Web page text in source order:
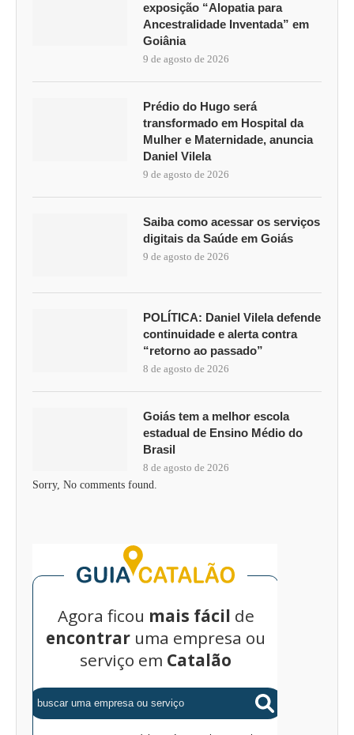
exposição “Alopatia para
Ancestralidade Inventada” em
Goiânia
9 de agosto de 2026
Prédio do Hugo será
transformado em Hospital da
Mulher e Maternidade, anuncia
Daniel Vilela
9 de agosto de 2026
Saiba como acessar os serviços
digitais da Saúde em Goiás
9 de agosto de 2026
POLÍTICA: Daniel Vilela defende
continuidade e alerta contra
“retorno ao passado”
8 de agosto de 2026
Goiás tem a melhor escola
estadual de Ensino Médio do
Brasil
8 de agosto de 2026
Sorry, No comments found.